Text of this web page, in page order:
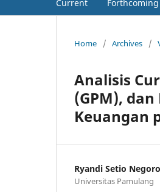
Current Forthcoming
Home / Archives /
Analisis
(GPM),
Keuangan
Ryandi Setio Negoro
Universitas Pamulang